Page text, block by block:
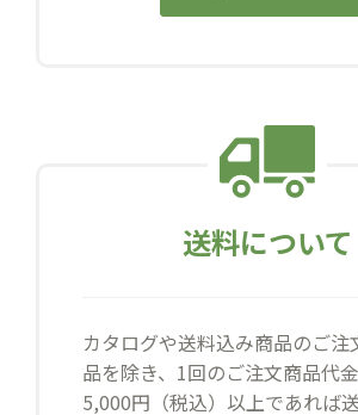
送料について
カタログや送料込み商品のご注
品を除き、1回のご注文商品代
5,000円（税込）以上であれば